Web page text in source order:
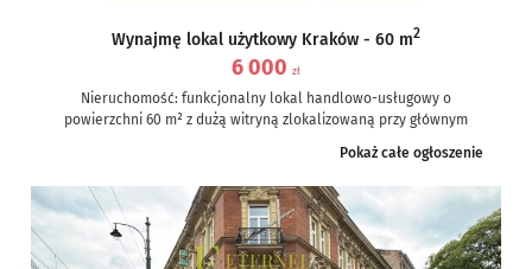
Wynajmę lokal użytkowy Kraków - 60 m2
6 000 zł
Nieruchomość: funkcjonalny lokal handlowo-usługowy o
powierzchni 60 m² z dużą witryną zlokalizowaną przy głównym
Pokaż całe ogłoszenie